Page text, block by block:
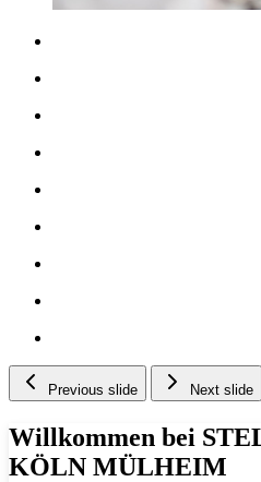
Previous slide Next slide
Willkommen bei
KÖLN MÜLHEIM